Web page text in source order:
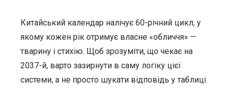
Китайський календар налічує 60-річний цикл, у
якому кожен рік отримує власне «обличчя» —
тварину і стихію. Щоб зрозуміти, що чекає на
2037-й, варто зазирнути в саму логіку цієї
системи, а не просто шукати відповідь у таблиці.